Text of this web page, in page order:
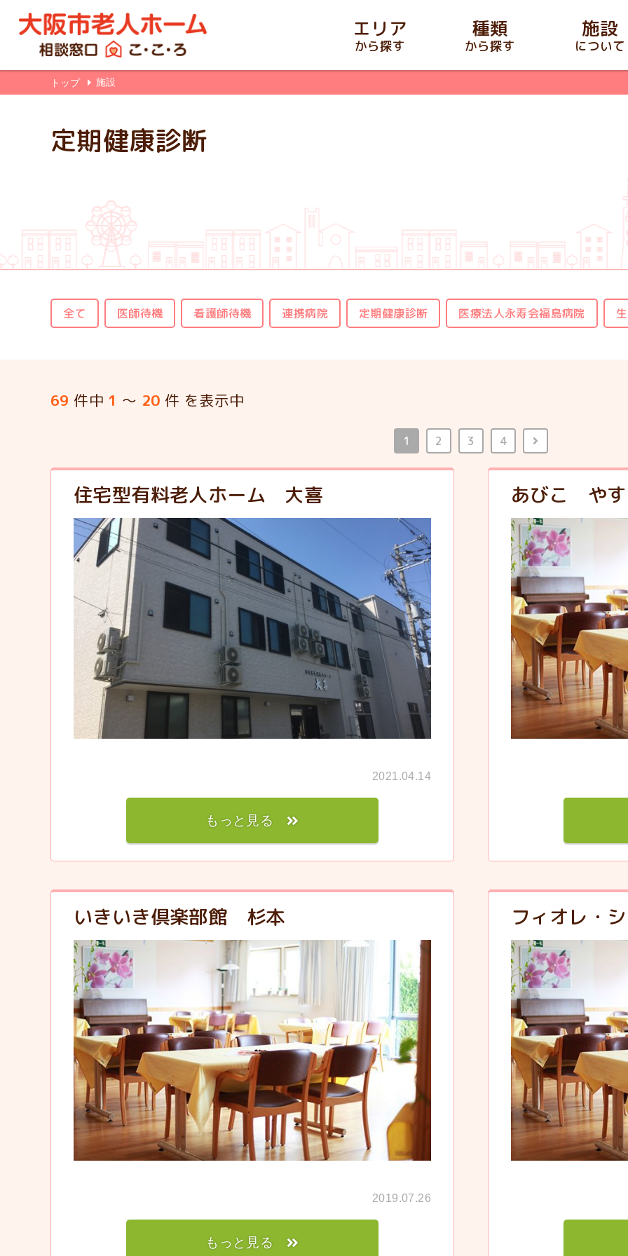
エリア
から探す
種類
から探す
施設
について
トップ 施設
定期健康診断
全て 医師待機 看護師待機 連携病院 定期健康診断 医療法人永寿会福島病院
69 件中 1 ～ 20 件 を表示中
1 2 3 4
住宅型有料老人ホーム 大喜
2021.04.14
もっと見る
あびこ やす
いきいき倶楽部館 杉本
2019.07.26
もっと見る
フィオレ・